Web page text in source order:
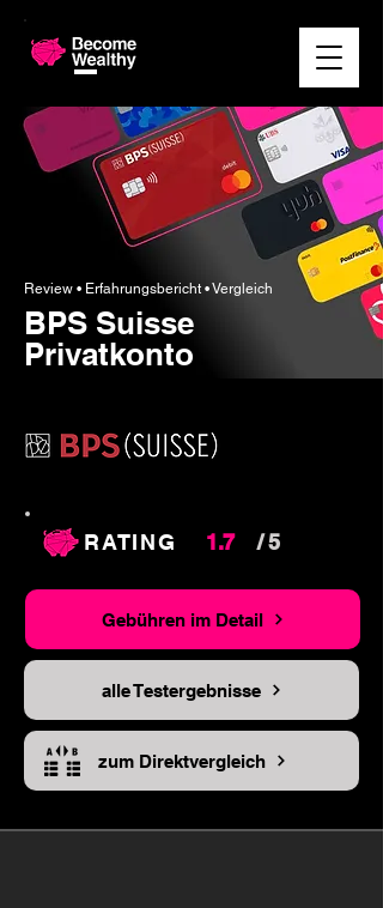
Review • Erfahrungsbericht • Vergleich
BPS Suisse
Privatkonto
RATING 1.7 / 5
Gebühren im Detail
alle Testergebnisse
zum Direktvergleich